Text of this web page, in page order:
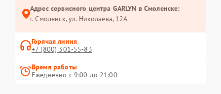
Адрес сервисного центра GARLYN в Смоленске:
г. Смоленск, ул. Николаева, 12А
Горячая линия
+7 (800) 301-55-83
Время работы
Ежедневно с 9:00 до 21:00